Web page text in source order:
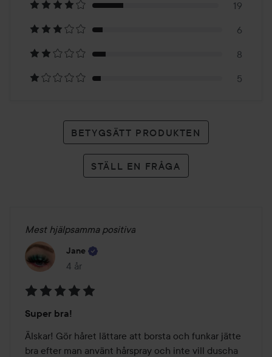
77
betyg
19
6
8
5
BETYGSÄTT PRODUKTEN
STÄLL EN FRÅGA
Mest hjälpsamma positiva
Jane
4 år
Inlägget skapades 4 år
5
av
5
Super bra!
Älskar! Gör håret lättare att borsta och funkar jätte
bra efter man använt hårspray och inte vill duscha